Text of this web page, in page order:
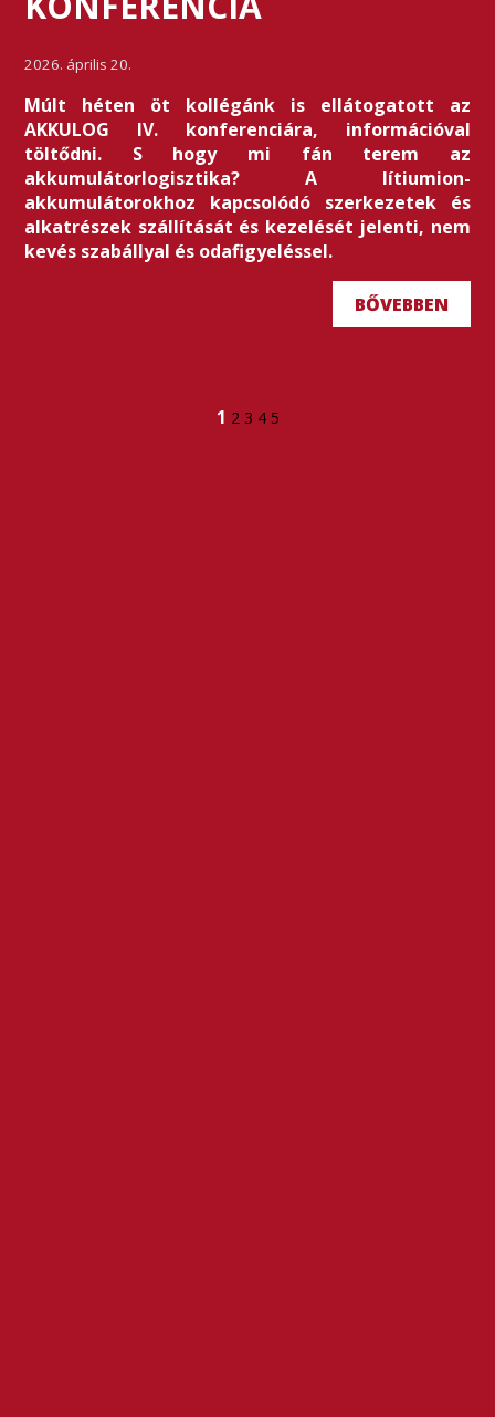
2026. április 20.
Múlt héten öt kollégánk is ellátogatott az
AKKULOG IV. konferenciára, információval
töltődni. S hogy mi fán terem az
akkumulátorlogisztika? A lítiumion-
akkumulátorokhoz kapcsolódó szerkezetek és
alkatrészek szállítását és kezelését jelenti, nem
kevés szabállyal és odafigyeléssel.
BŐVEBBEN
1 2 3 4 5